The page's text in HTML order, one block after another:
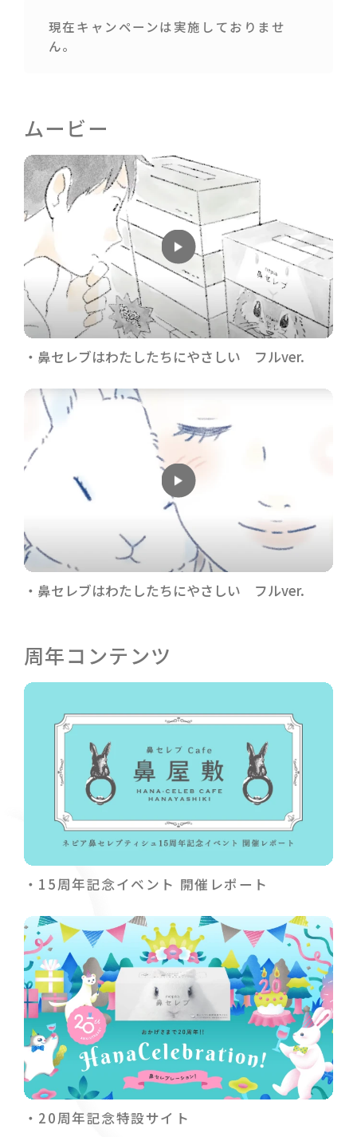
現在キャンペーンは実施しておりませ
ん。
ムービー
鼻セレブはわたしたちにやさしい フルver.
鼻セレブはわたしたちにやさしい フルver.
周年コンテンツ
15周年記念イベント 開催レポート
20周年記念特設サイト